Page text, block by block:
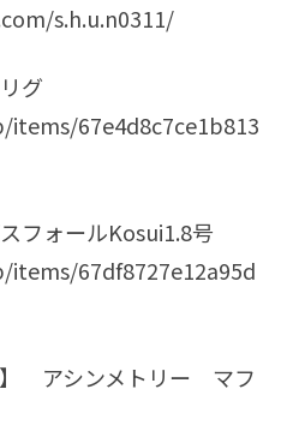
s.h.u.n0311/
グ
67e4d8c7ce1b813
フォールKosui1.8号
67df8727e12a95d
アシンメトリー マフ